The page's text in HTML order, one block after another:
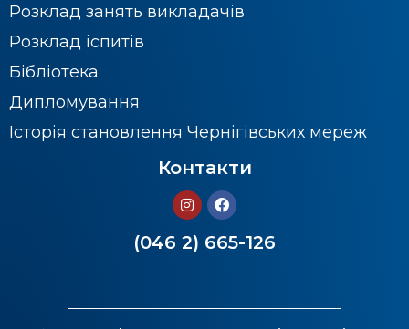
Розклад занять викладачів
Розклад іспитів
Бібліотека
Дипломування
Історія становлення Чернігівських мереж
Контакти
(046 2) 665-126